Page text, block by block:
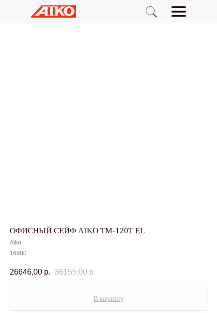
ОФИСНЫЙ СЕЙФ AIKO TM-120T EL
Aiko
16980
26646,00 р. 36155,00 р.
В корзину